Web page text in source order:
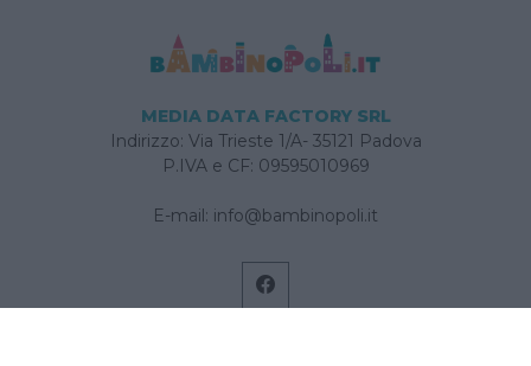
MEDIA DATA FACTORY SRL
Indirizzo: Via Trieste 1/A- 35121 Padova
P.IVA e CF: 09595010969
E-mail: info@bambinopoli.it